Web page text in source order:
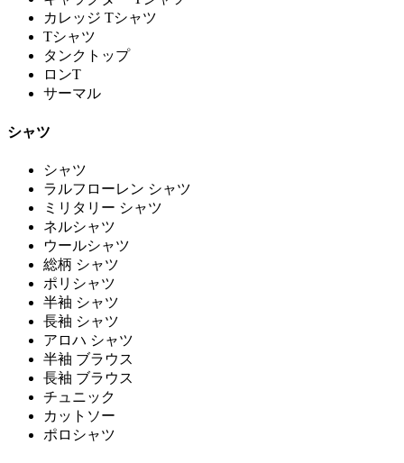
カレッジ Tシャツ
Tシャツ
タンクトップ
ロンT
サーマル
シャツ
シャツ
ラルフローレン シャツ
ミリタリー シャツ
ネルシャツ
ウールシャツ
総柄 シャツ
ポリシャツ
半袖 シャツ
長袖 シャツ
アロハ シャツ
半袖 ブラウス
長袖 ブラウス
チュニック
カットソー
ポロシャツ